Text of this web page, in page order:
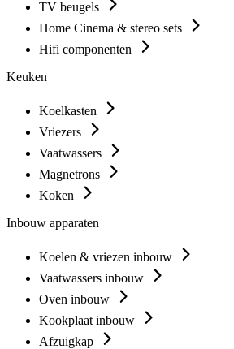
TV beugels
Home Cinema & stereo sets
Hifi componenten
Keuken
Koelkasten
Vriezers
Vaatwassers
Magnetrons
Koken
Inbouw apparaten
Koelen & vriezen inbouw
Vaatwassers inbouw
Oven inbouw
Kookplaat inbouw
Afzuigkap